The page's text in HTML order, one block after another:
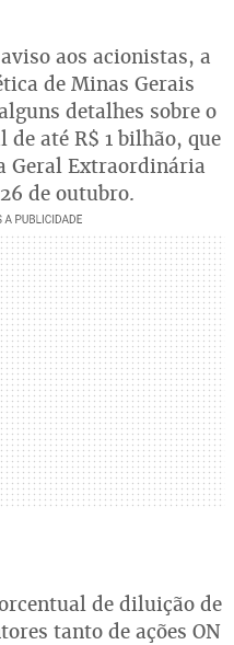
aos acionistas, a
de Minas Gerais
detalhes sobre o
até R$ 1 bilhão, que
Geral Extraordinária
de outubro.
de diluição de
tanto de ações ON